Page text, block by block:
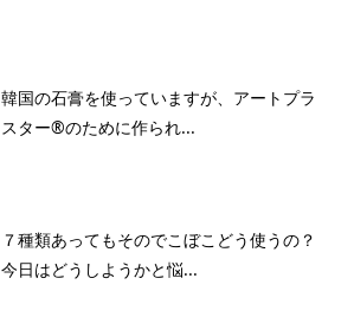
韓国の石膏を使っていますが、アートプラ
スター®のために作られ...
７種類あってもそのでこぼこどう使うの？
今日はどうしようかと悩...